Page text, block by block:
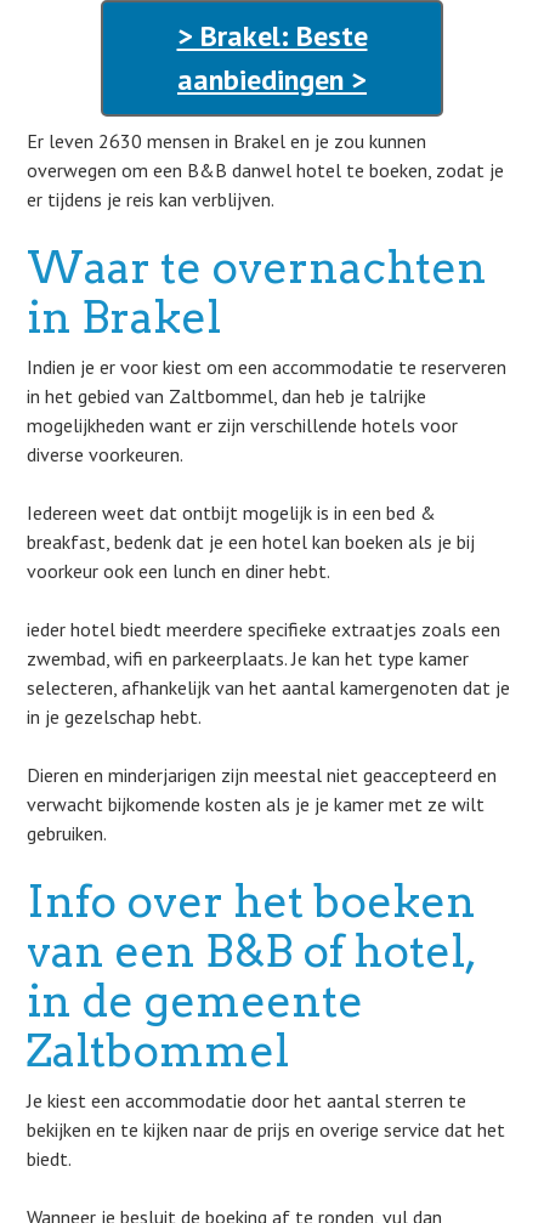
> Brakel: Beste
aanbiedingen >
Er leven 2630 mensen in Brakel en je zou kunnen
overwegen om een B&B danwel hotel te boeken, zodat je
er tijdens je reis kan verblijven.
Waar te overnachten
in Brakel
Indien je er voor kiest om een accommodatie te reserveren
in het gebied van Zaltbommel, dan heb je talrijke
mogelijkheden want er zijn verschillende hotels voor
diverse voorkeuren.
Iedereen weet dat ontbijt mogelijk is in een bed &
breakfast, bedenk dat je een hotel kan boeken als je bij
voorkeur ook een lunch en diner hebt.
ieder hotel biedt meerdere specifieke extraatjes zoals een
zwembad, wifi en parkeerplaats. Je kan het type kamer
selecteren, afhankelijk van het aantal kamergenoten dat je
in je gezelschap hebt.
Dieren en minderjarigen zijn meestal niet geaccepteerd en
verwacht bijkomende kosten als je je kamer met ze wilt
gebruiken.
Info over het boeken
van een B&B of hotel,
in de gemeente
Zaltbommel
Je kiest een accommodatie door het aantal sterren te
bekijken en te kijken naar de prijs en overige service dat het
biedt.
Wanneer je besluit de boeking af te ronden, vul dan